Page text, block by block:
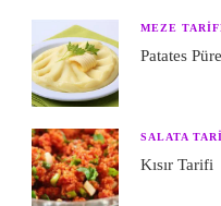
MEZE
Patates
SALATA
Kısır Tarifi